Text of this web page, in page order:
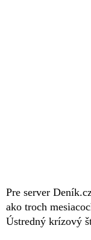
Pre server
ako troch
Ústredný krízový